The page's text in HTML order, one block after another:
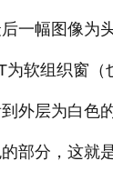
一幅图像为
为软组织窗（
外层为白色
部分，这就